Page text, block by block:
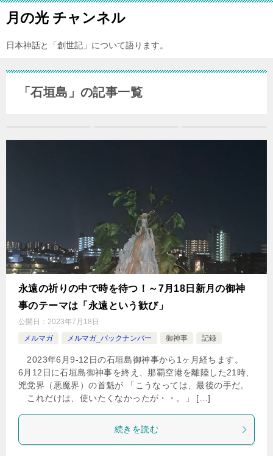
月の光 チャンネル
日本神話と「創世記」について語ります。
「石垣島」の記事一覧
永遠の祈りの中で時を待つ！～7月18日新月の御神
事のテーマは「永遠という歓び」
公開日： 2023年7月18日
メルマガ
メルマガ_バックナンバー 御神事 記録
2023年6月9-12日の石垣島御神事から1ヶ月経ちます。
6月12日に石垣島御神事を終え、那覇空港を離陸した21時、
兇党界（悪魔界）の首魁が 「こうなっては、最後の手だ。
これだけは、使いたくなかったが・・。」 […]
続きを読む